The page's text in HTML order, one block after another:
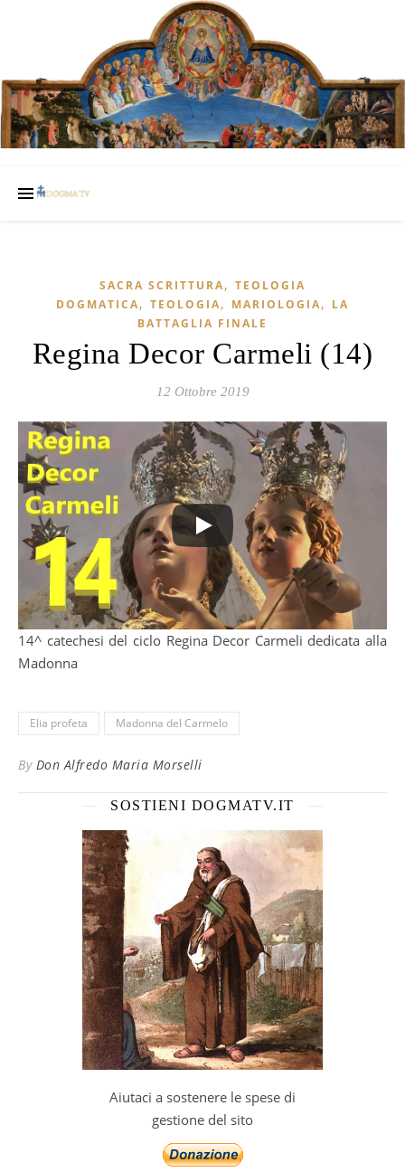
SACRA SCRITTURA, TEOLOGIA
DOGMATICA, TEOLOGIA, MARIOLOGIA, LA
BATTAGLIA FINALE
Regina Decor Carmeli (14)
12 Ottobre 2019
14^ catechesi del ciclo Regina Decor Carmeli dedicata alla
Madonna
Elia profeta Madonna del Carmelo
By Don Alfredo Maria Morselli
SOSTIENI DOGMATV.IT
Aiutaci a sostenere le spese di
gestione del sito